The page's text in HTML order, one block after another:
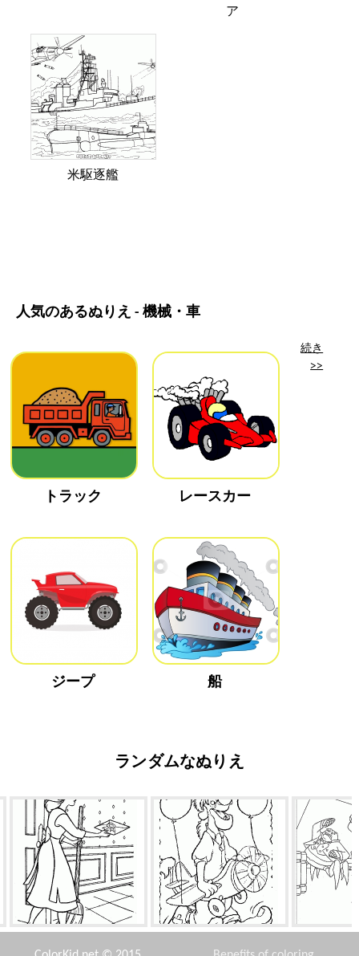
ア
米駆逐艦
人気のあるぬりえ - 機械・車
トラック レースカー
ジープ 船
続き
>>
ランダムなぬりえ
ボールへの招待
友達バルー・ワイルドキャッ
怒っラ